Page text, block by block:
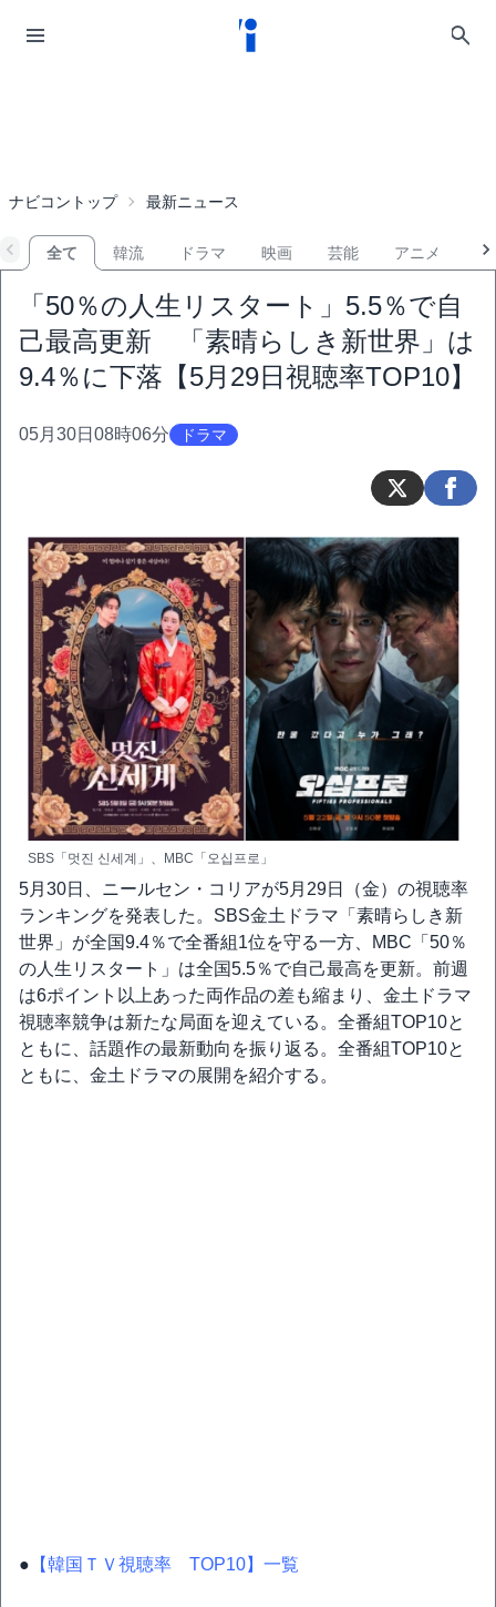
ナビコントップ 最新ニュース
全て 韓流 ドラマ 映画 芸能 アニメ
「50％の人生リスタート」5.5％で自
己最高更新 「素晴らしき新世界」は
9.4％に下落【5月29日視聴率TOP10】
05月30日08時06分 ドラマ
SBS「멋진 신세계」、MBC「오십프로」
5月30日、ニールセン・コリアが5月29日（金）の視聴率
ランキングを発表した。SBS金土ドラマ「素晴らしき新
世界」が全国9.4％で全番組1位を守る一方、MBC「50％
の人生リスタート」は全国5.5％で自己最高を更新。前週
は6ポイント以上あった両作品の差も縮まり、金土ドラマ
視聴率競争は新たな局面を迎えている。全番組TOP10と
ともに、話題作の最新動向を振り返る。全番組TOP10と
ともに、金土ドラマの展開を紹介する。
● 【韓国ＴＶ視聴率 TOP10】一覧